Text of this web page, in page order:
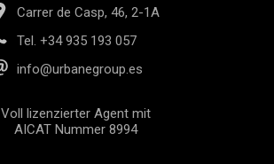
Carrer de Casp, 46, 2-1A
Tel. +34 935 193 057
info@urbanegroup.es
Voll lizenzierter Agent mit
AICAT Nummer 8994